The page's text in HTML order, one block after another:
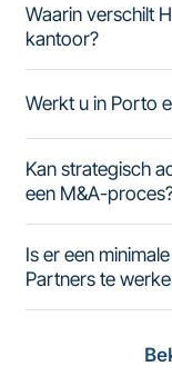
Waarin verschilt
kantoor?
Werkt u in Porto
Kan strategisch
een M&A-
Is er een
Partners te